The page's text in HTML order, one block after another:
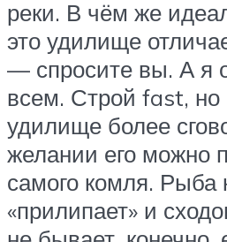
реки. В чём же
это удилище
— спросите вы. А я
всем. Строй fast, но
удилище более
желании его можно
самого комля. Рыба
«прилипает» и